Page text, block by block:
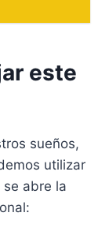
este
sueños,
utilizar
se abre la